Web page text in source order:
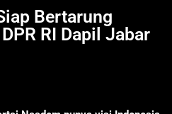
Bertarung
RI Dapil Jabar